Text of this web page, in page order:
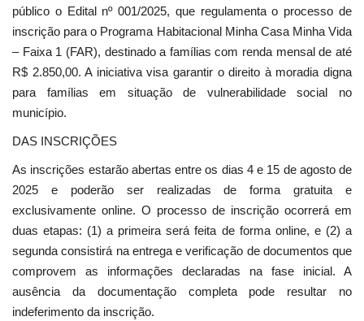
público o Edital nº 001/2025, que regulamenta o processo de
inscrição para o Programa Habitacional Minha Casa Minha Vida
– Faixa 1 (FAR), destinado a famílias com renda mensal de até
R$ 2.850,00. A iniciativa visa garantir o direito à moradia digna
para famílias em situação de vulnerabilidade social no
município.
DAS INSCRIÇÕES
As inscrições estarão abertas entre os dias 4 e 15 de agosto de
2025 e poderão ser realizadas de forma gratuita e
exclusivamente online. O processo de inscrição ocorrerá em
duas etapas: (1) a primeira será feita de forma online, e (2) a
segunda consistirá na entrega e verificação de documentos que
comprovem as informações declaradas na fase inicial. A
ausência da documentação completa pode resultar no
indeferimento da inscrição.